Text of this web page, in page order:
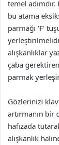
temel
bu atama
parmağı ‘F’
alışkanlıklar
çaba
parmak
Gözlerinizi
artırmanın bir
hafızada
alışkanlık